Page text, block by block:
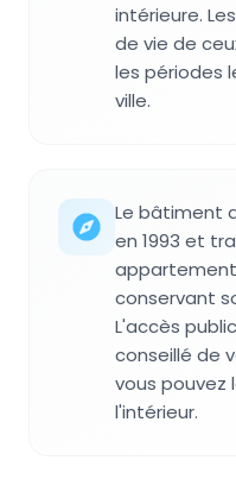
intérieure.
de vie de
les périodes
ville.
Le bâtiment
en 1993 et
conservant
L'accès
conseillé de
vous pouvez
l'intérieur.